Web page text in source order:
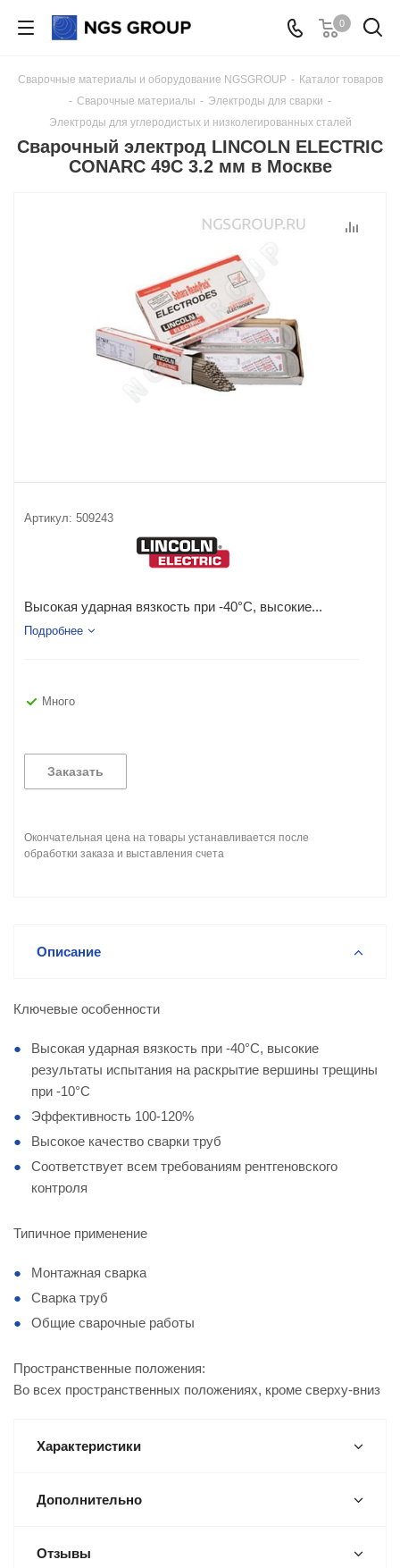
0
Сварочные материалы и оборудование NGSGROUP - Каталог товаров
- Сварочные материалы - Электроды для сварки -
Электроды для углеродистых и низколегированных сталей
Сварочный электрод LINCOLN ELECTRIC
CONARC 49C 3.2 мм в Москве
Артикул: 509243
Высокая ударная вязкость при -40°C, высокие...
Подробнее
Много
Заказать
Окончательная цена на товары устанавливается после
обработки заказа и выставления счета
Описание
Ключевые особенности
Высокая ударная вязкость при -40°C, высокие
результаты испытания на раскрытие вершины трещины
при -10°C
Эффективность 100-120%
Высокое качество сварки труб
Соответствует всем требованиям рентгеновского
контроля
Типичное применение
Монтажная сварка
Сварка труб
Общие сварочные работы
Пространственные положения:
Во всех пространственных положениях, кроме сверху-вниз
Характеристики
Дополнительно
Отзывы